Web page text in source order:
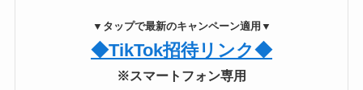
▼タップで最新のキャンペーン適用▼
◆TikTok招待リンク◆
※スマートフォン専用